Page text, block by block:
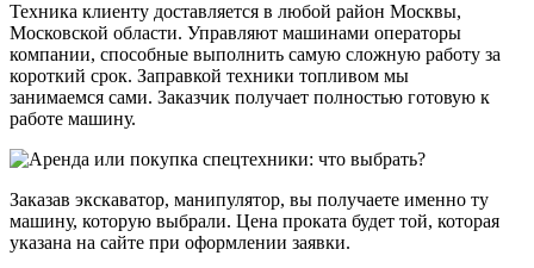
Техника клиенту доставляется в любой район Москвы,
Московской области. Управляют машинами операторы
компании, способные выполнить самую сложную работу за
короткий срок. Заправкой техники топливом мы
занимаемся сами. Заказчик получает полностью готовую к
работе машину.
Заказав экскаватор, манипулятор, вы получаете именно ту
машину, которую выбрали. Цена проката будет той, которая
указана на сайте при оформлении заявки.